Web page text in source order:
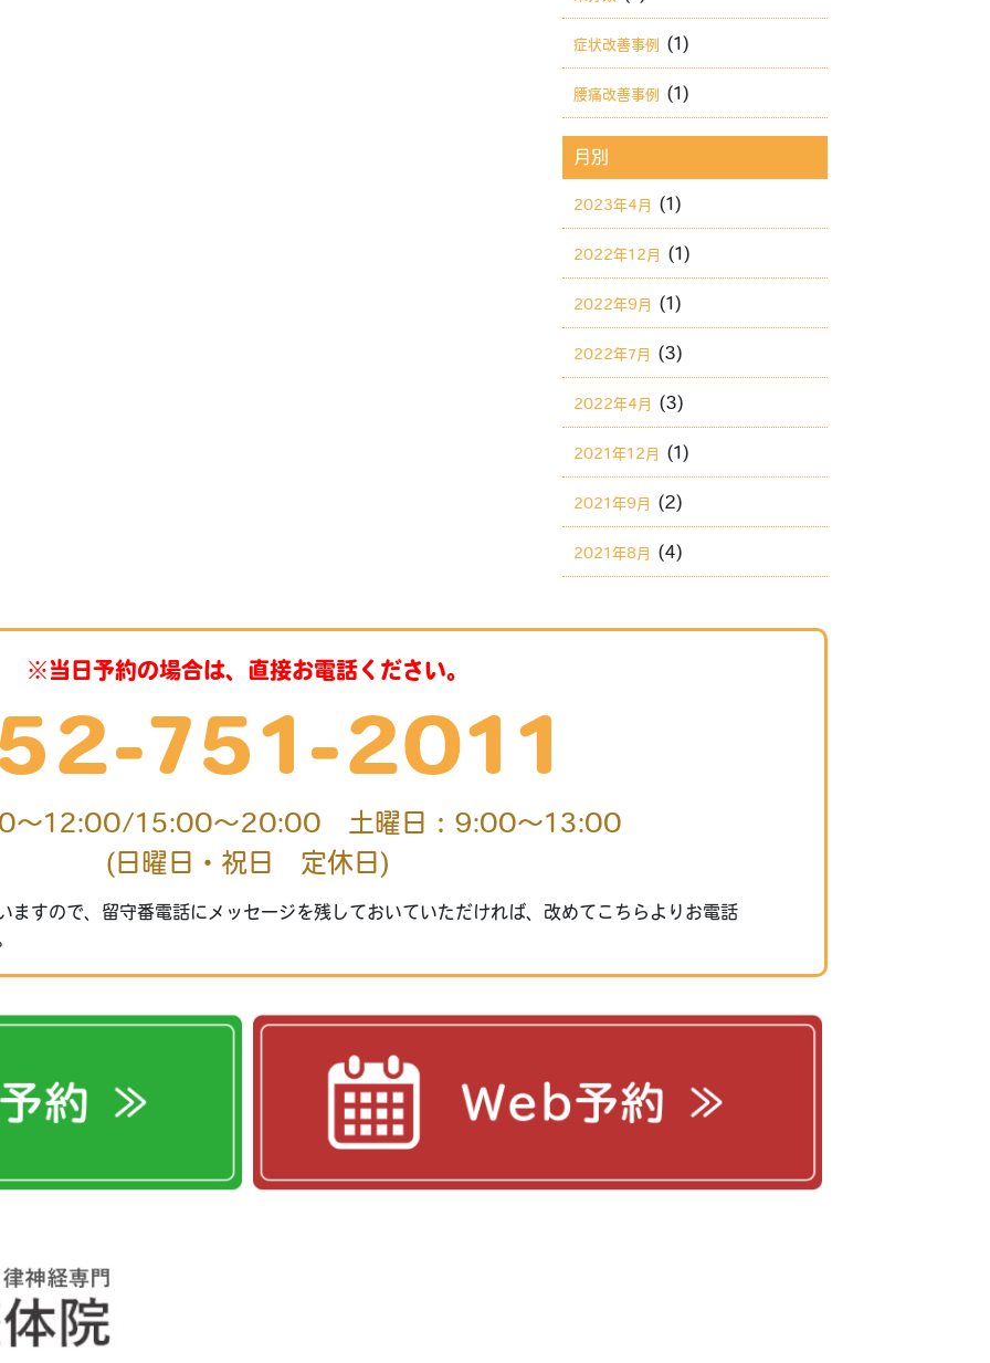
症状改善事例 (1)
腰痛改善事例 (1)
月別
2023年4月 (1)
2022年12月 (1)
2022年9月 (1)
2022年7月 (3)
2022年4月 (3)
2021年12月 (1)
2021年9月 (2)
2021年8月 (4)
※当日予約の場合は、直接お電話ください。
751-2011
～12:00/15:00～20:00 土曜日：9:00～13:00
(日曜日・祝日 定休日)
ますので、留守番電話にメッセージを残しておいていただければ、改めてこちらよりお電話